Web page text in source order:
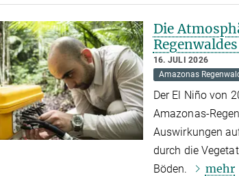
Die
16. JULI 2026
Amazonas
Der El Niño von
Amazonas-
Auswirkungen
durch die
Böden.
mehr